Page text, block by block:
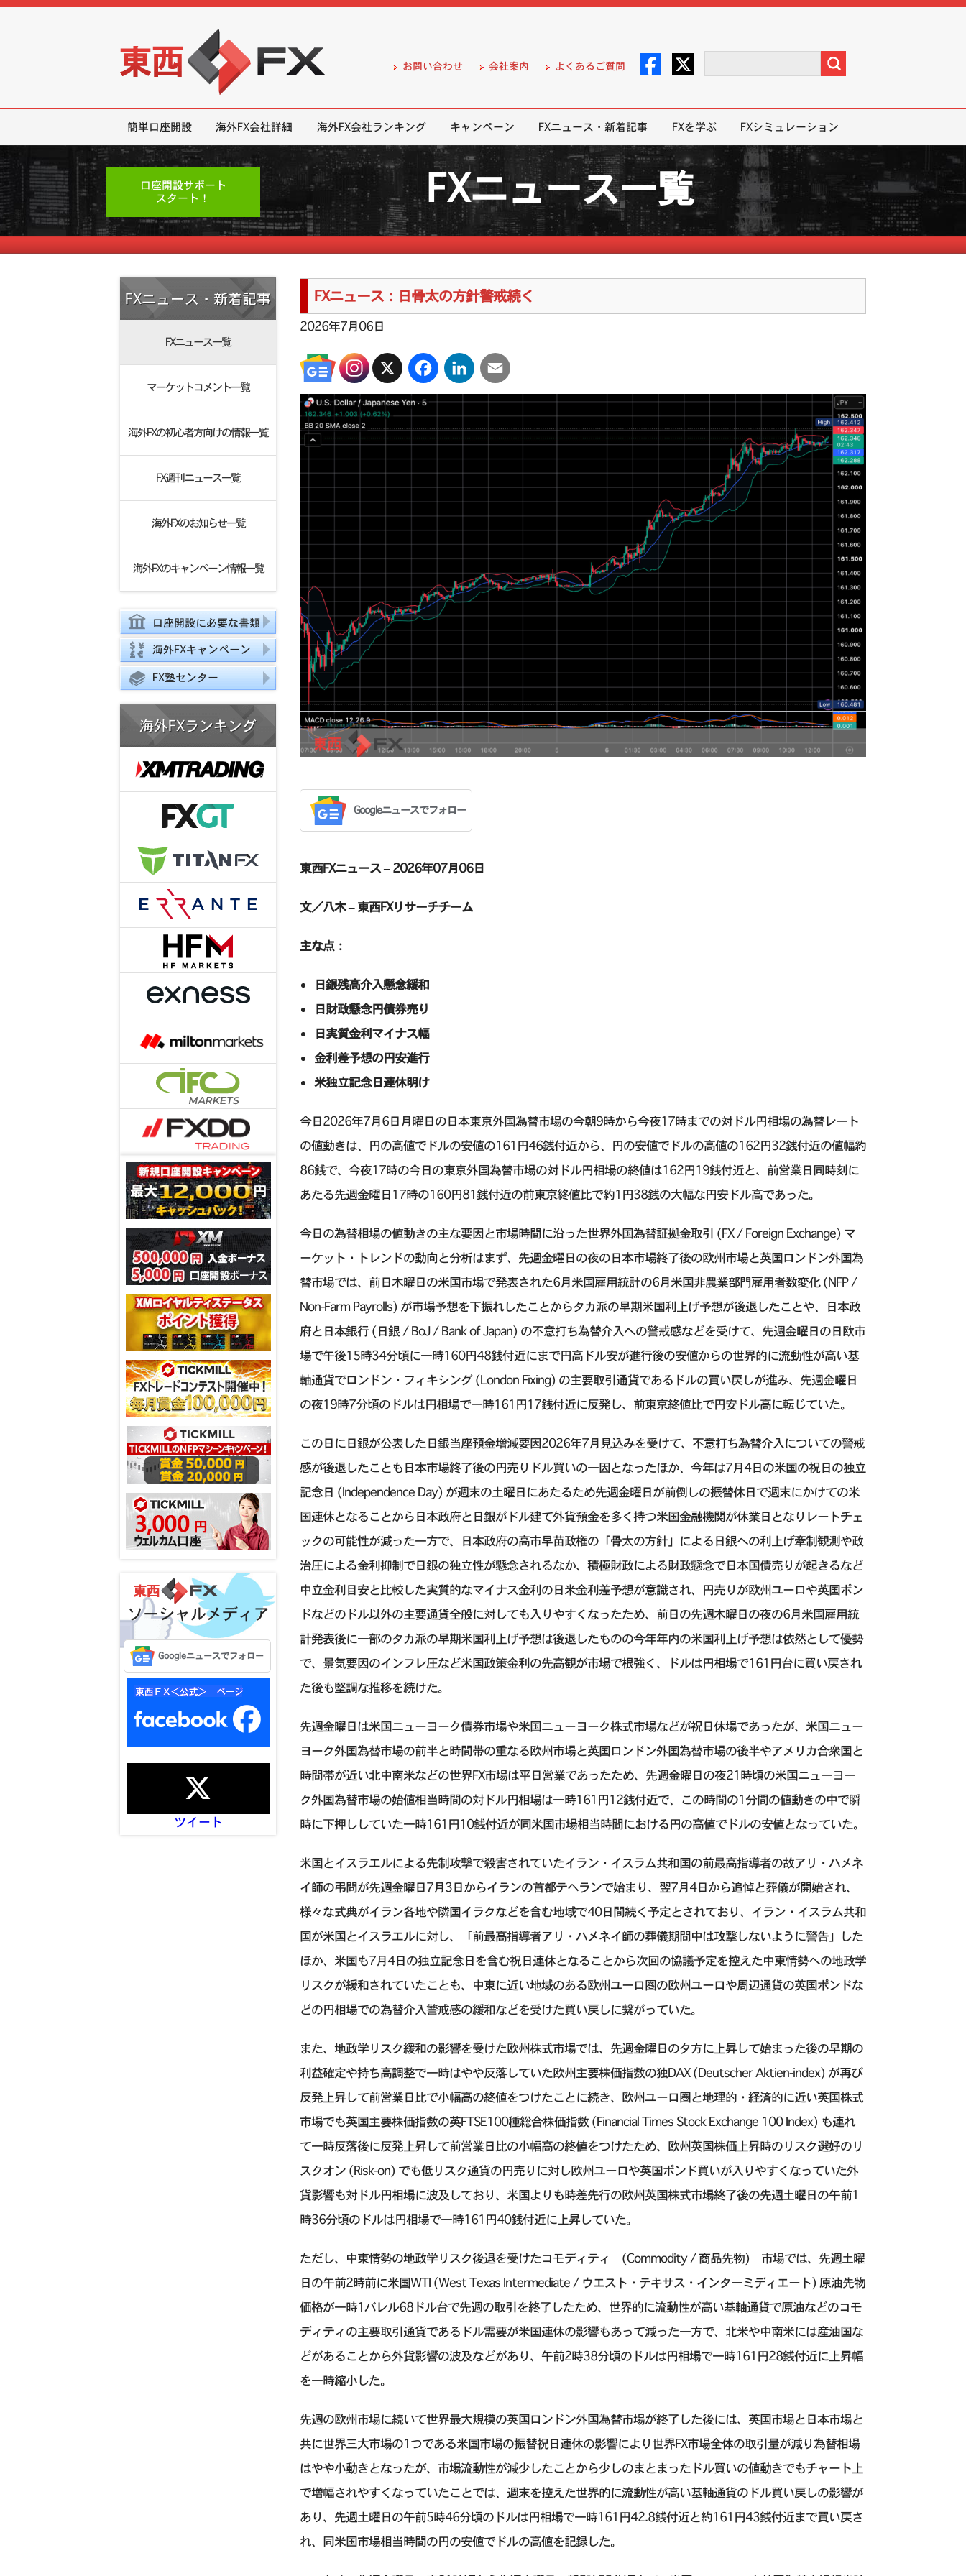
お問い合わせ 会社案内 よくあるご質問
簡単口座開設 海外FX会社詳細 海外FX会社ランキング キャンペーン FXニュース・新着記事 FXを学ぶ FXシミュレーション
口座開設サポート
スタート！
FXニュース一覧
FXニュース・新着記事
FXニュース一覧
マーケットコメント一覧
海外FXの初心者方向けの情報一覧
FX週刊ニュース一覧
海外FXのお知らせ一覧
海外FXのキャンペーン情報一覧
口座開設に必要な書類
海外FXキャンペーン
FX塾センター
海外FXランキング
ソーシャルメディア
Googleニュースでフォロー
ツイート
FXニュース：日骨太の方針警戒続く
2026年7月06日
X FacebookLinkedInEmail
Googleニュースでフォロー
東西FXニュース – 2026年07月06日
文／八木 – 東西FXリサーチチーム
主な点：
日銀残高介入懸念緩和
日財政懸念円債券売り
日実質金利マイナス幅
金利差予想の円安進行
米独立記念日連休明け
今日2026年7月6日月曜日の日本東京外国為替市場の今朝9時から今夜17時までの対ドル円相場の為替レート
の値動きは、円の高値でドルの安値の161円46銭付近から、円の安値でドルの高値の162円32銭付近の値幅約
86銭で、今夜17時の今日の東京外国為替市場の対ドル円相場の終値は162円19銭付近と、前営業日同時刻に
あたる先週金曜日17時の160円81銭付近の前東京終値比で約1円38銭の大幅な円安ドル高であった。
今日の為替相場の値動きの主な要因と市場時間に沿った世界外国為替証拠金取引 (FX / Foreign Exchange) マ
ーケット・トレンドの動向と分析はまず、先週金曜日の夜の日本市場終了後の欧州市場と英国ロンドン外国為
替市場では、前日木曜日の米国市場で発表された6月米国雇用統計の6月米国非農業部門雇用者数変化 (NFP /
Non-Farm Payrolls) が市場予想を下振れしたことからタカ派の早期米国利上げ予想が後退したことや、日本政
府と日本銀行 (日銀 / BoJ / Bank of Japan) の不意打ち為替介入への警戒感などを受けて、先週金曜日の日欧市
場で午後15時34分頃に一時160円48銭付近にまで円高ドル安が進行後の安値からの世界的に流動性が高い基
軸通貨でロンドン・フィキシング (London Fixing) の主要取引通貨であるドルの買い戻しが進み、先週金曜日
の夜19時7分頃のドルは円相場で一時161円17銭付近に反発し、前東京終値比で円安ドル高に転じていた。
この日に日銀が公表した日銀当座預金増減要因2026年7月見込みを受けて、不意打ち為替介入についての警戒
感が後退したことも日本市場終了後の円売りドル買いの一因となったほか、今年は7月4日の米国の祝日の独立
記念日 (Independence Day) が週末の土曜日にあたるため先週金曜日が前倒しの振替休日で週末にかけての米
国連休となることから日本政府と日銀がドル建て外貨預金を多く持つ米国金融機関が休業日となりレートチェ
ックの可能性が減った一方で、日本政府の高市早苗政権の「骨太の方針」による日銀への利上げ牽制観測や政
治圧による金利抑制で日銀の独立性が懸念されるなか、積極財政による財政懸念で日本国債売りが起きるなど
中立金利目安と比較した実質的なマイナス金利の日米金利差予想が意識され、円売りが欧州ユーロや英国ポン
ドなどのドル以外の主要通貨全般に対しても入りやすくなったため、前日の先週木曜日の夜の6月米国雇用統
計発表後に一部のタカ派の早期米国利上げ予想は後退したものの今年年内の米国利上げ予想は依然として優勢
で、景気要因のインフレ圧など米国政策金利の先高観が市場で根強く、ドルは円相場で161円台に買い戻され
た後も堅調な推移を続けた。
先週金曜日は米国ニューヨーク債券市場や米国ニューヨーク株式市場などが祝日休場であったが、米国ニュー
ヨーク外国為替市場の前半と時間帯の重なる欧州市場と英国ロンドン外国為替市場の後半やアメリカ合衆国と
時間帯が近い北中南米などの世界FX市場は平日営業であったため、先週金曜日の夜21時頃の米国ニューヨー
ク外国為替市場の始値相当時間の対ドル円相場は一時161円12銭付近で、この時間の1分間の値動きの中で瞬
時に下押ししていた一時161円10銭付近が同米国市場相当時間における円の高値でドルの安値となっていた。
米国とイスラエルによる先制攻撃で殺害されていたイラン・イスラム共和国の前最高指導者の故アリ・ハメネ
イ師の弔問が先週金曜日7月3日からイランの首都テヘランで始まり、翌7月4日から追悼と葬儀が開始され、
様々な式典がイラン各地や隣国イラクなどを含む地域で40日間続く予定とされており、イラン・イスラム共和
国が米国とイスラエルに対し、「前最高指導者アリ・ハメネイ師の葬儀期間中は攻撃しないように警告」した
ほか、米国も7月4日の独立記念日を含む祝日連休となることから次回の協議予定を控えた中東情勢への地政学
リスクが緩和されていたことも、中東に近い地域のある欧州ユーロ圏の欧州ユーロや周辺通貨の英国ポンドな
どの円相場での為替介入警戒感の緩和などを受けた買い戻しに繋がっていた。
また、地政学リスク緩和の影響を受けた欧州株式市場では、先週金曜日の夕方に上昇して始まった後の早期の
利益確定や持ち高調整で一時はやや反落していた欧州主要株価指数の独DAX (Deutscher Aktien-index) が再び
反発上昇して前営業日比で小幅高の終値をつけたことに続き、欧州ユーロ圏と地理的・経済的に近い英国株式
市場でも英国主要株価指数の英FTSE100種総合株価指数 (Financial Times Stock Exchange 100 Index) も連れ
て一時反落後に反発上昇して前営業日比の小幅高の終値をつけたため、欧州英国株価上昇時のリスク選好のリ
スクオン (Risk-on) でも低リスク通貨の円売りに対し欧州ユーロや英国ポンド買いが入りやすくなっていた外
貨影響も対ドル円相場に波及しており、米国よりも時差先行の欧州英国株式市場終了後の先週土曜日の午前1
時36分頃のドルは円相場で一時161円40銭付近に上昇していた。
ただし、中東情勢の地政学リスク後退を受けたコモディティ (Commodity / 商品先物) 市場では、先週土曜
日の午前2時前に米国WTI (West Texas Intermediate / ウエスト・テキサス・インターミディエート) 原油先物
価格が一時1バレル68ドル台で先週の取引を終了したため、世界的に流動性が高い基軸通貨で原油などのコモ
ディティの主要取引通貨であるドル需要が米国連休の影響もあって減った一方で、北米や中南米には産油国な
どがあることから外貨影響の波及などがあり、午前2時38分頃のドルは円相場で一時161円28銭付近に上昇幅
を一時縮小した。
先週の欧州市場に続いて世界最大規模の英国ロンドン外国為替市場が終了した後には、英国市場と日本市場と
共に世界三大市場の1つである米国市場の振替祝日連休の影響により世界FX市場全体の取引量が減り為替相場
はやや小動きとなったが、市場流動性が減少したことから少しのまとまったドル買いの値動きでもチャート上
で増幅されやすくなっていたことでは、週末を控えた世界的に流動性が高い基軸通貨のドル買い戻しの影響が
あり、先週土曜日の午前5時46分頃のドルは円相場で一時161円42.8銭付近と約161円43銭付近まで買い戻さ
れ、同米国市場相当時間の円の安値でドルの高値を記録した。